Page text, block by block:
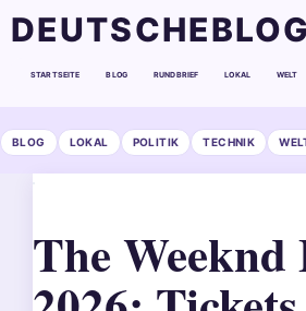
STARTSEITE BLOG RUNDBRIEF LOKAL WELT
BLOG LOKAL POLITIK TECHNIK
The